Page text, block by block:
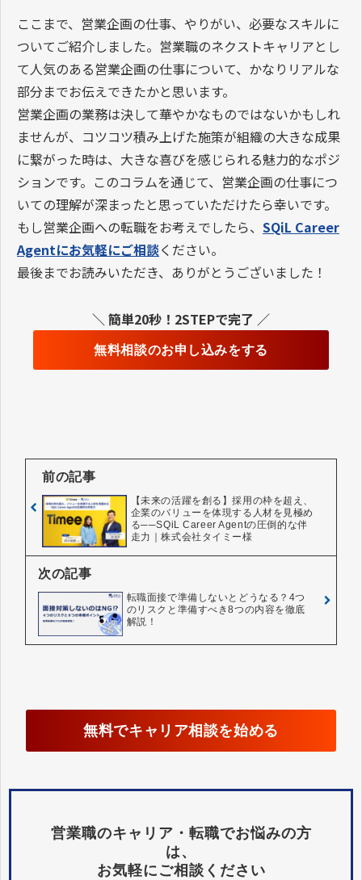
ここまで、営業企画の仕事、やりがい、必要なスキルに
ついてご紹介しました。営業職のネクストキャリアとし
て人気のある営業企画の仕事について、かなりリアルな
部分までお伝えできたかと思います。
営業企画の業務は決して華やかなものではないかもしれ
ませんが、コツコツ積み上げた施策が組織の大きな成果
に繋がった時は、大きな喜びを感じられる魅力的なポジ
ションです。このコラムを通じて、営業企画の仕事につ
いての理解が深まったと思っていただけたら幸いです。
もし営業企画への転職をお考えでしたら、 SQiL Career
Agentにお気軽にご相談ください。
最後までお読みいただき、ありがとうございました！
＼ 簡単20秒！2STEPで完了 ／
無料相談のお申し込みをする
前の記事
【未来の活躍を創る】採用の枠を超え、
企業のバリューを体現する人材を見極め
る──SQiL Career Agentの圧倒的な伴
走力｜株式会社タイミー様
次の記事
転職面接で準備しないとどうなる？4つ
のリスクと準備すべき8つの内容を徹底
解説！
無料でキャリア相談を始める
営業職のキャリア・転職でお悩みの方
は、
お気軽にご相談ください